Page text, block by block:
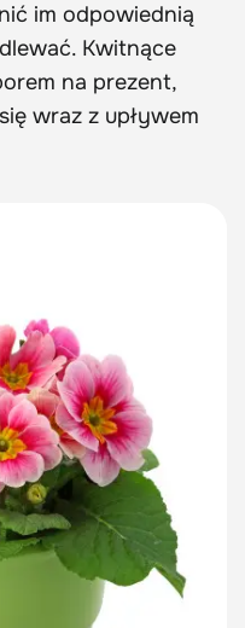
im odpowiednią
Kwitnące
na prezent,
wraz z upływem